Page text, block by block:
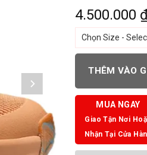
4.500.000
THÊM VÀO
MUA NGAY
Giao Tận Nơi
Nhận Tại Cửa